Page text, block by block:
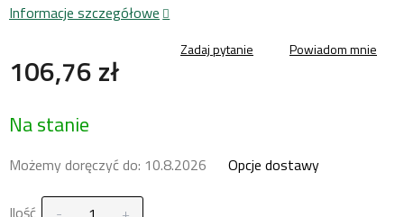
106,76 zł
jednostkowa:
Na stanie
Możemy doręczyć do: 10.8.2026 Opcje dostawy
Ilość
Informacje szczegółowe
Zadaj pytanie Powiadom mnie